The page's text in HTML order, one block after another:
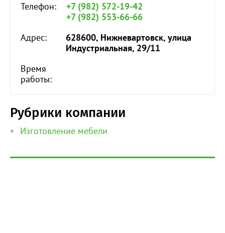
Телефон:
+7 (982) 572-19-42
+7 (982) 553-66-66
Адрес:
628600, Нижневартовск, улица
Индустриальная, 29/11
Время
работы:
Рубрики компании
Изготовление мебели